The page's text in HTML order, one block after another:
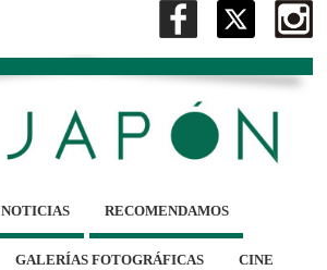
NOTICIAS RECOMENDAMOS
GALERÍAS FOTOGRÁFICAS CINE